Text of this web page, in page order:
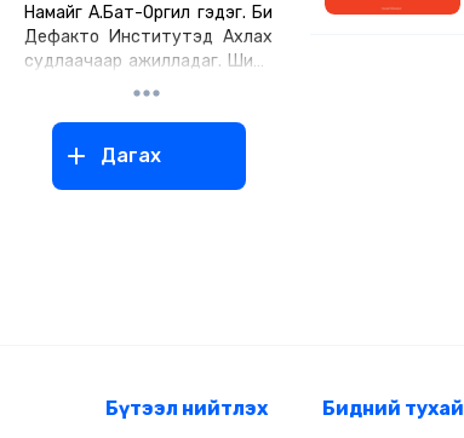
Намайг А.Бат-Оргил гэдэг. Би
Дефакто Институтэд Ахлах
судлаачаар ажилладаг. Шинэ
Зеланд улсын Оакландын их
‘Төрийн бодлого’ гэх
мэргэжлүүдээр суралцаж
төгссөн.
Дагах
Бүтээл нийтлэх
Бидний тухай